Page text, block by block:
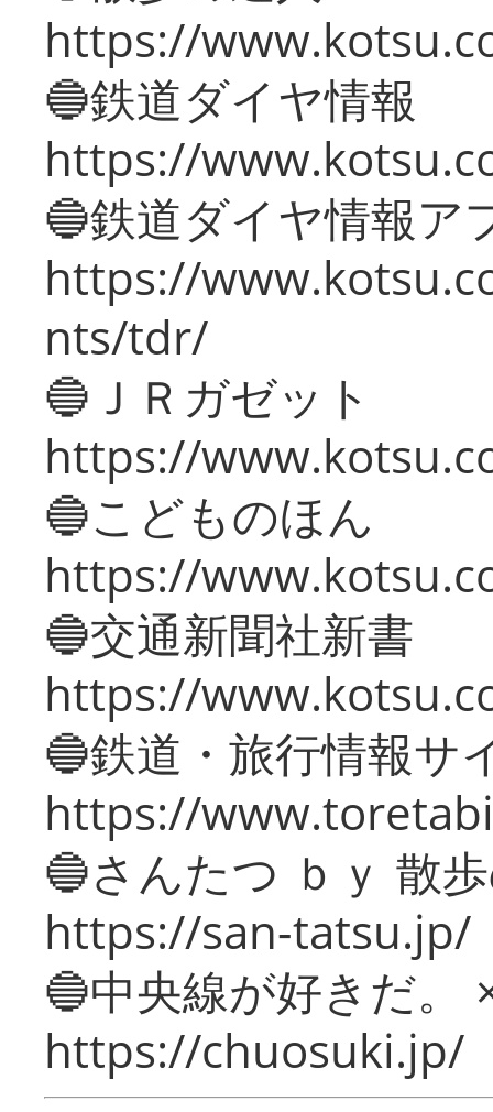
https://
🔵鉄道ダイヤ情報
https://
🔵鉄道ダイヤ情報ア
https://
nts/tdr/
🔵ＪＲガゼット
https://
🔵こどものほん
https://
🔵交通新聞社新書
https://
🔵鉄道・旅行情報サ
https://
🔵さんたつ ｂｙ 散
https://san-tatsu.jp/
🔵中央線が好きだ。
https://chuosuki.jp/